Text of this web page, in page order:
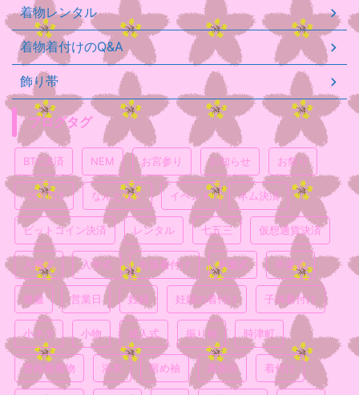
着物レンタル
着物着付けのQ&A
飾り帯
ブログタグ
BTC決済 NEM お宮参り お知らせ お祭り
つけ下げ なんとなく イベント ネム決済
ビットコイン決済 レンタル 七五三 仮想通貨決済
入園式 入学式 出張着付け 卒園式 卒業式
喪服 営業日 妊婦 妊婦の着付け 子供着付け
小ネタ 小物 成人式 振り袖 時津町
普段着着物 浴衣 留め袖 真面目 着付け